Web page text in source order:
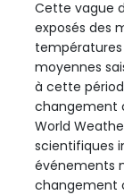
Cette vague
exposés des
températures
moyennes
à cette
changement
World
scientifiques
événements
changement